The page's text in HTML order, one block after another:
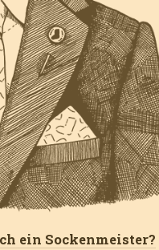
ein Sockenmeister?